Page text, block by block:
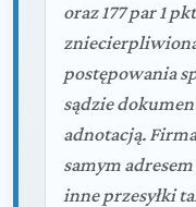
oraz 177 par 1
postępowania
sądzie
adnotacją.
samym
inne przesyłki